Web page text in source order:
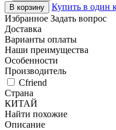
В корзину
Купить в один
Избранное Задать вопрос
Доставка
Варианты оплаты
Наши преимущества
Особенности
Производитель
Cfriend
Страна
КИТАЙ
Найти похожие
Описание